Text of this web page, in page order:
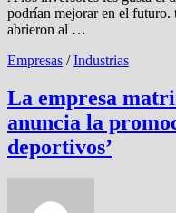
podrían mejorar en el
abrieron al …
Empresas /Industrias
La empresa
anuncia la
deportivos’